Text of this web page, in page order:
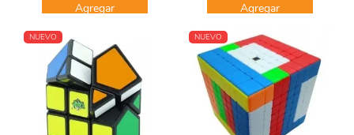
Agregar Agregar
NUEVO NUEVO